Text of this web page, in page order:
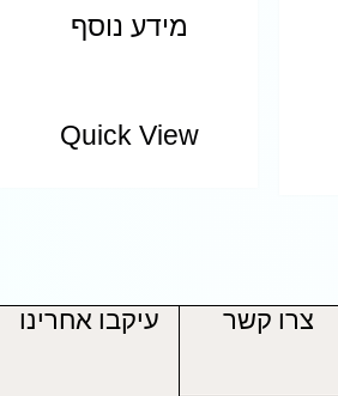
מידע נוסף
Quick View
צרו קשר עיקבו אחרינו